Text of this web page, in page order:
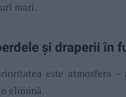
mari.
și draperii în
este atmosfera –
elimină.